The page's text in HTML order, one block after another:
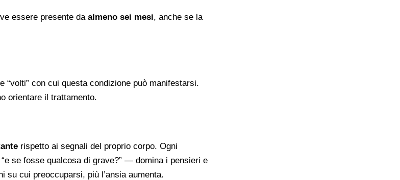
essere presente da almeno sei mesi, anche se la
“volti” con cui questa condizione può manifestarsi.
orientare il trattamento.
rispetto ai segnali del proprio corpo. Ogni
se fosse qualcosa di grave?” — domina i pensieri e
cui preoccuparsi, più l’ansia aumenta.